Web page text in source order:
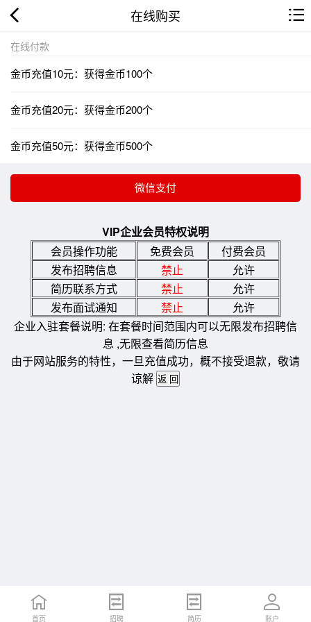
在线购买
在线付款
金币充值10元：获得金币100个
金币充值20元：获得金币200个
金币充值50元：获得金币500个
VIP企业会员特权说明
会员操作功能
免费会员
付费会员
发布招聘信息
禁止
允许
简历联系方式
禁止
允许
发布面试通知
禁止
允许
企业入驻套餐说明: 在套餐时间范围内可以无限发布招聘信
息 ,无限查看简历信息
由于网站服务的特性，一旦充值成功，概不接受退款，敬请
谅解
首页 招聘 简历 账户